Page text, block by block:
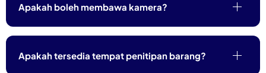
Apakah boleh membawa kamera?
Apakah tersedia tempat penitipan barang?